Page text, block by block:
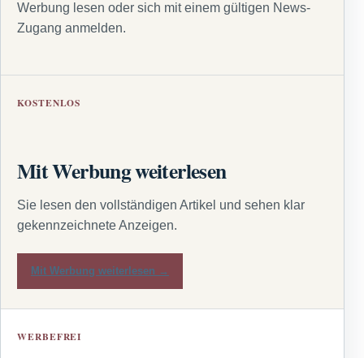
Werbung lesen oder sich mit einem gültigen News-
Zugang anmelden.
KOSTENLOS
Mit Werbung weiterlesen
Sie lesen den vollständigen Artikel und sehen klar
gekennzeichnete Anzeigen.
Mit Werbung weiterlesen →
WERBEFREI